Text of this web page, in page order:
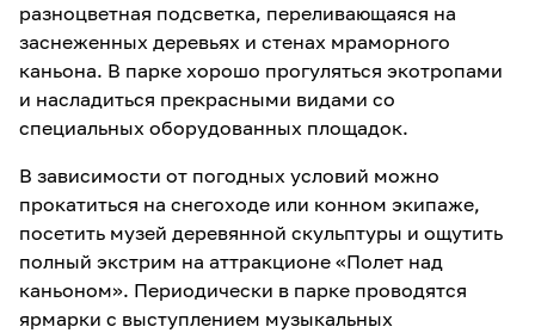
разноцветная подсветка, переливающаяся на
заснеженных деревьях и стенах мраморного
каньона. В парке хорошо прогуляться экотропами
и насладиться прекрасными видами со
специальных оборудованных площадок.
В зависимости от погодных условий можно
прокатиться на снегоходе или конном экипаже,
посетить музей деревянной скульптуры и ощутить
полный экстрим на аттракционе «Полет над
каньоном». Периодически в парке проводятся
ярмарки с выступлением музыкальных